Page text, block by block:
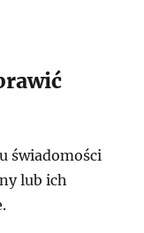
świadomości
lub ich